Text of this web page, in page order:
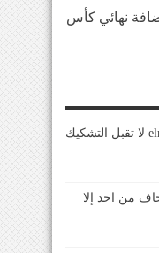
نهائي كأس
مصداقية elmaestrosport لا تقبل التشكيك
من احد إلا